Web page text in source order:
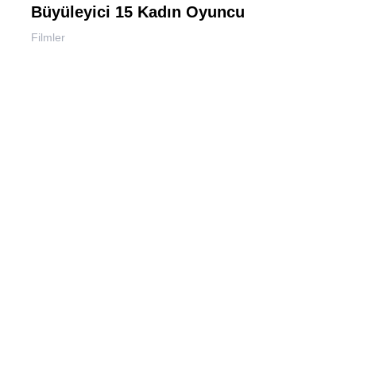
Büyüleyici 15 Kadın Oyuncu
Filmler